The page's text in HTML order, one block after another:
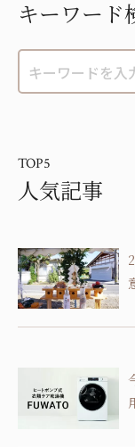
キーワード
TOP5
人気記事